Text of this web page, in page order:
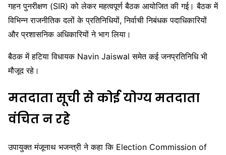
गहन पुनरीक्षण (SIR) को लेकर महत्वपूर्ण बैठक आयोजित की गई। बैठक में
विभिन्न राजनीतिक दलों के प्रतिनिधियों, निर्वाची निबंधक पदाधिकारियों
और प्रशासनिक अधिकारियों ने भाग लिया।
बैठक में हटिया विधायक Navin Jaiswal समेत कई जनप्रतिनिधि भी
मौजूद रहे।
मतदाता सूची से कोई योग्य मतदाता
वंचित न रहे
उपायुक्त मंजूनाथ भजन्त्री ने कहा कि Election Commission of